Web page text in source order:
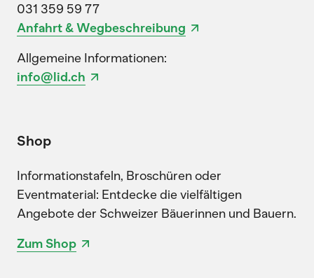
031 359 59 77
Anfahrt & Wegbeschreibung
Allgemeine Informationen:
info@lid.ch
Shop
Informationstafeln, Broschüren oder
Eventmaterial: Entdecke die vielfältigen
Angebote der Schweizer Bäuerinnen und Bauern.
Zum Shop